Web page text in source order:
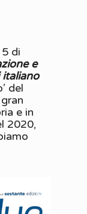
di
e
del
e in
2020,